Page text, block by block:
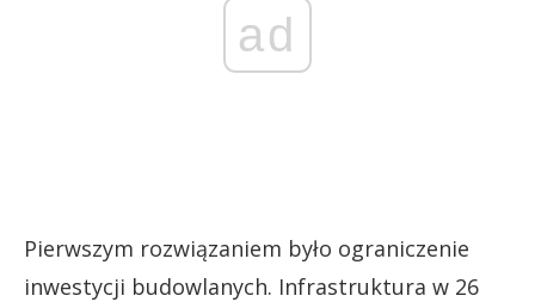
ad
Pierwszym rozwiązaniem było ograniczenie
inwestycji budowlanych. Infrastruktura w 26